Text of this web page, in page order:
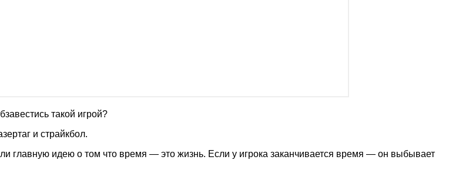
такой игрой?
и страйкбол.
главную идею о том что время — это жизнь. Если у игрока заканчивается время — он выбывает